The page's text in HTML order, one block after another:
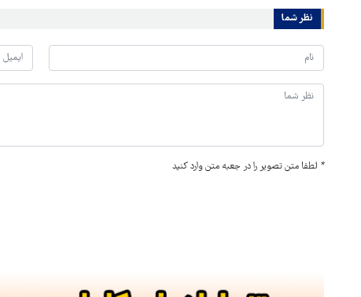
نظر شما
* لطفا متن تصویر را در جعبه متن وارد کنید